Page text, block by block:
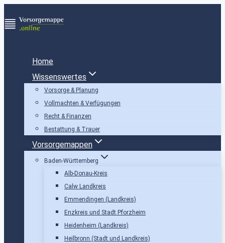
Inhalt
Home
Wissenswertes
Vorsorge & Planung
Vollmachten & Verfügungen
Recht & Finanzen
Bestattung & Trauer
Vorsorgemappen
Baden-Württemberg
Alb-Donau-Kreis
Calw Landkreis
Emmendingen (Landkreis)
Enzkreis und Stadt Pforzheim
Heidenheim (Landkreis)
Heilbronn (Stadt und Landkreis)